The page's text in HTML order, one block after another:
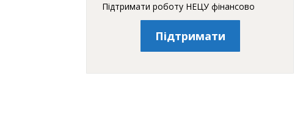
Підтримати роботу НЕЦУ фінансово
Підтримати